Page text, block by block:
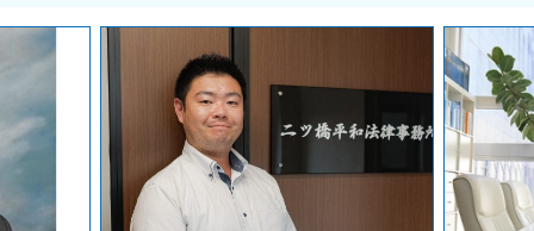
・不動産 1件 3万800円
・以後、不動産5件までは、1件増えるごとに8,800円加算
・不動産5件を超える分は、1件増えるごとに3,300円加算
登記原因が同じで、同時に複数の申請を出す場合
・不動産1件2万2,000円
・以後不動産5件までは、1件増えるごとに8,800円加算
・不動産5件を超える分は、1件増えるごとに3,300円加算